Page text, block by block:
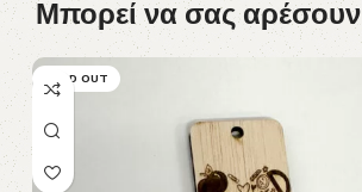
Μπορεί να σας αρέσουν
SOLD OUT